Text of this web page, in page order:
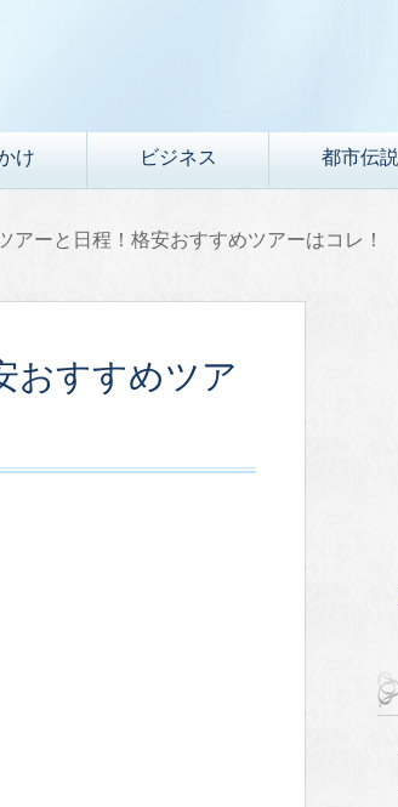
け ビジネス 都市伝説
アーと日程！格安おすすめツアーはコレ！
おすすめツア